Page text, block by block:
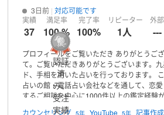
3日前 対応可能です
実績
37
満足率
100 %
完了率
100%
リピーター
1人
外
---
プロフィールをご覧いただき ありがとうござ
て。ご覧いただきありがとうございます。
ド、手相を用いた占いを行っております。
占いの館・電話占い会社などを通して、恋
するご相談を中心に1000件以上の鑑定経験が
なれる」「心が軽くなった」といった
カウンセリング 5年 YouTube 5年 記事作成
認証
済
み、
受注
実績